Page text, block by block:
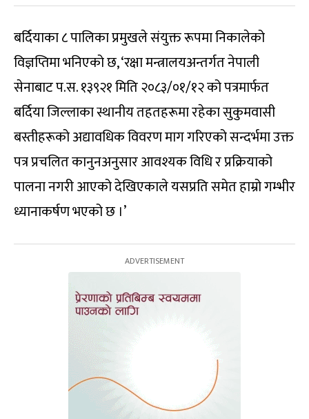
बर्दियाका ८ पालिका प्रमुखले संयुक्त रूपमा निकालेको
विज्ञप्तिमा भनिएको छ, ‘रक्षा मन्त्रालयअन्तर्गत नेपाली
सेनाबाट प.स. १३९२१ मिति २०८३/०१/१२ को पत्रमार्फत
बर्दिया जिल्लाका स्थानीय तहतहरूमा रहेका सुकुमवासी
बस्तीहरूको अद्यावधिक विवरण माग गरिएको सन्दर्भमा उक्त
पत्र प्रचलित कानुनअनुसार आवश्यक विधि र प्रक्रियाको
पालना नगरी आएको देखिएकाले यसप्रति समेत हाम्रो गम्भीर
ध्यानाकर्षण भएको छ ।’